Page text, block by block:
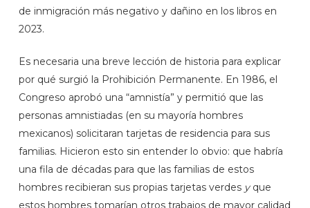
de inmigración más negativo y dañino en los libros en
2023.
Es necesaria una breve lección de historia para explicar
por qué surgió la Prohibición Permanente. En 1986, el
Congreso aprobó una “amnistía” y permitió que las
personas amnistiadas (en su mayoría hombres
mexicanos) solicitaran tarjetas de residencia para sus
familias. Hicieron esto sin entender lo obvio: que habría
una fila de décadas para que las familias de estos
hombres recibieran sus propias tarjetas verdes yque
estos hombres tomarían otros trabajos de mayor calidad